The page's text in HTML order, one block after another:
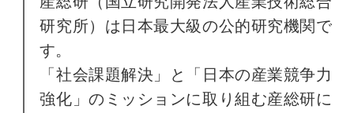
研究所）は日本最大級の公的研究機関で
す。
「社会課題解決」と「日本の産業競争力
強化」のミッションに取り組む産総研に